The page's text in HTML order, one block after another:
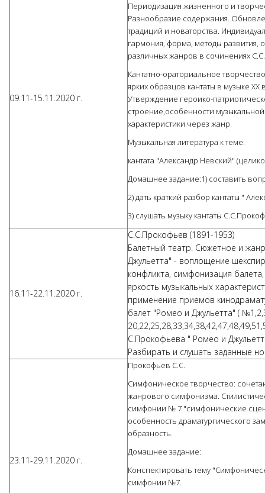
09.11-15.11.2020 г.
Периодизация жизненного и
Разнообразие содержания.
традиций и новаторства.
гармония, форма, методы развития,
различных жанров в сочинениях
Кантатно-ораториальное
ярких образцов кантаты в музыке
Утверждение героико-
строение,особенности
характеристики через жанр.
Музыкальная литература к теме:
кантата "Александр Невский"
Домашнее задание:1) составить
2) дать краткий разбор кантаты "
3) слушать музыку кантаты
16.11-22.11.2020 г.
С.С.Прокофьев (1891-1953)
Балетный театр. Сюжетное и
Джульетта" - воплощение
конфликта, симфонизация
яркость музыкальных
применение приемов
балет "Ромео и Джульетта" (
С.Прокофьева " Ромео и
Разбирать и слушать заданные
23.11-29.11.2020 г.
Прокофьев С.С.
Симфоническое творчество:
жанрового симфонизма.
симфонии № 7 "симфонические
особенность драматургического
образность.
Домашнее задание:
Конспектировать тему
симфонии №7.